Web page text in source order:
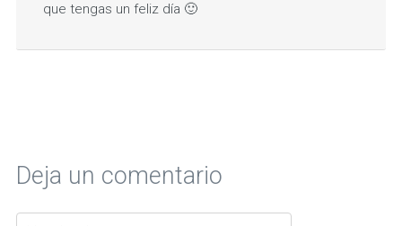
que tengas un feliz día 🙂
Deja un comentario